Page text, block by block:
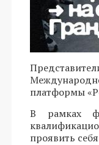
платформы
В рамках
проявить